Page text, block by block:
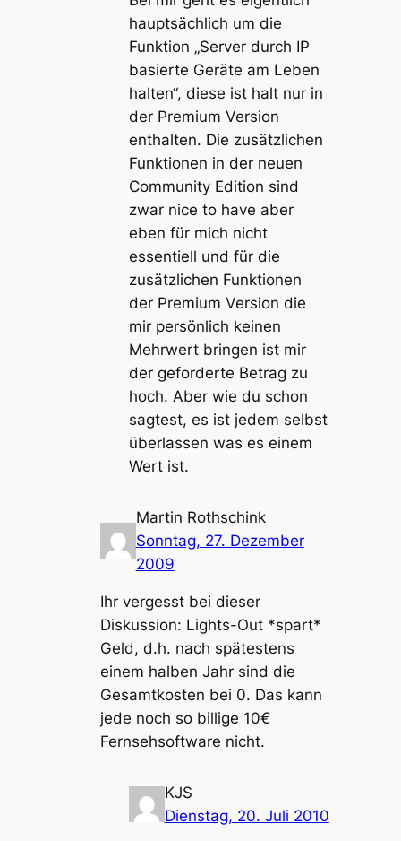
hauptsächlich um die
Funktion „Server durch IP
basierte Geräte am Leben
halten“, diese ist halt nur in
der Premium Version
enthalten. Die zusätzlichen
Funktionen in der neuen
Community Edition sind
zwar nice to have aber
eben für mich nicht
essentiell und für die
zusätzlichen Funktionen
der Premium Version die
mir persönlich keinen
Mehrwert bringen ist mir
der geforderte Betrag zu
hoch. Aber wie du schon
sagtest, es ist jedem selbst
überlassen was es einem
Wert ist.
Martin Rothschink
Sonntag, 27. Dezember
2009
Ihr vergesst bei dieser
Diskussion: Lights-Out *spart*
Geld, d.h. nach spätestens
einem halben Jahr sind die
Gesamtkosten bei 0. Das kann
jede noch so billige 10€
Fernsehsoftware nicht.
KJS
Dienstag, 20. Juli 2010